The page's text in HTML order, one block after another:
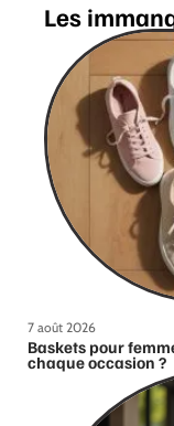
Les
7 août 2026
Baskets pour
chaque occasion ?